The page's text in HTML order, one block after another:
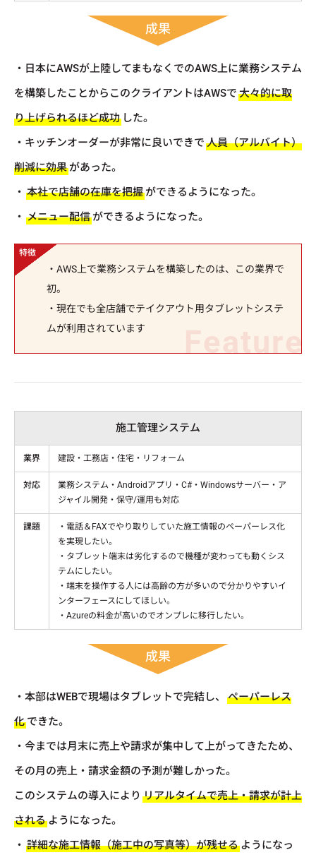
成果
・日本にAWSが上陸してまもなくでのAWS上に業務システム
を構築したことからこのクライアントはAWSで 大々的に取
り上げられるほど成功 した。
・キッチンオーダーが非常に良いできで 人員（アルバイト）
削減に効果 があった。
・ 本社で店舗の在庫を把握 ができるようになった。
・ メニュー配信 ができるようになった。
・AWS上で業務システムを構築したのは、この業界で
初。
・現在でも全店舗でテイクアウト用タブレットシステ
ムが利用されています
施工管理システム
業界 建設・工務店・住宅・リフォーム
対応
業務システム・Androidアプリ・C#・Windowsサーバー・ア
ジャイル開発・保守/運用も対応
課題
・電話＆FAXでやり取りしていた施工情報のペーパーレス化
を実現したい。
・タブレット端末は劣化するので機種が変わっても動くシス
テムにしたい。
・端末を操作する人には高齢の方が多いので分かりやすいイ
ンターフェースにしてほしい。
・Azureの料金が高いのでオンプレに移行したい。
成果
・本部はWEBで現場はタブレットで完結し、
ペーパーレス
化 できた。
・今までは月末に売上や請求が集中して上がってきたため、
その月の売上・請求金額の予測が難しかった。
このシステムの導入により リアルタイムで売上・請求が計上
される ようになった。
・ 詳細な施工情報（施工中の写真等）が残せる ようになっ